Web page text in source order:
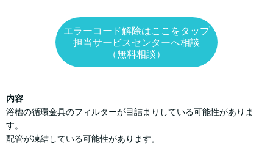
エラーコード解除はここをタップ
担当サービスセンターへ相談
（無料相談）
内容
浴槽の循環金具のフィルターが目詰まりしている可能性がありま
す。
配管が凍結している可能性があります。